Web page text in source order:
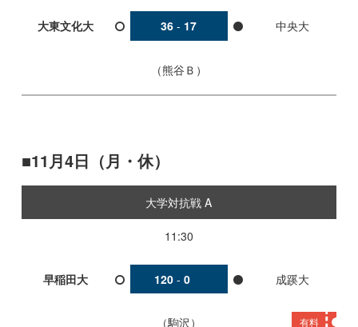
大東文化大 36 - 17 中央大
熊谷Ｂ
11月4日（月・休）
大学対抗戦 A
11:30
早稲田大 120 - 0 成蹊大
駒沢 有料